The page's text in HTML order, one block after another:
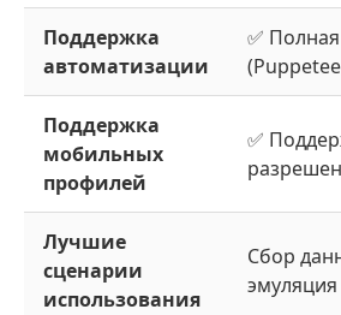
Поддержка
автоматизации
✅
Поддержка
мобильных
профилей
✅
Лучшие
сценарии
использования
Сбор
эмуляция